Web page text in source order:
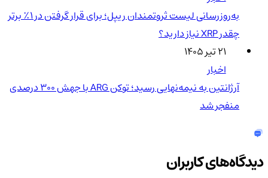
به‌روزرسانی لیست ثروتمندان ریپل؛ برای قرار گرفتن در ۱٪ برتر
چقدر XRP نیاز دارید؟
۲۱ تیر ۱۴۰۵
اخبار
آرژانتین به نیمه‌نهایی رسید؛ توکن ARG با جهش ۳۰۰ درصدی
منفجر شد
دیدگاه‌های کاربران